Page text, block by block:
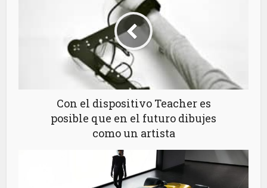
Con el dispositivo Teacher es
posible que en el futuro dibujes
como un artista